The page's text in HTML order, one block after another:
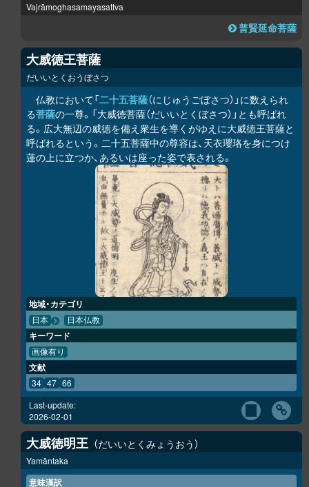
Vajrāmoghasamayasattva
普賢延命菩薩
大威徳王菩薩
だいいとくおうぼさつ
仏教において「二十五菩薩（にじゅうごぼさつ）」に数えられ
る菩薩の一尊。「大威徳菩薩（だいいとくぼさつ）」とも呼ばれ
る。広大無辺の威徳を備え衆生を導くがゆえに大威徳王菩薩と
呼ばれるという。二十五菩薩中の尊容は、天衣瓔珞を身につけ
蓮の上に立つか、あるいは座った姿で表される。
地域・カテゴリ
日本 日本仏教
キーワード
画像有り
文献
34 47 66
Last-update:
2026-02-01
大威徳明王 だいいとくみょうおう
Yamāntaka
意味漢訳